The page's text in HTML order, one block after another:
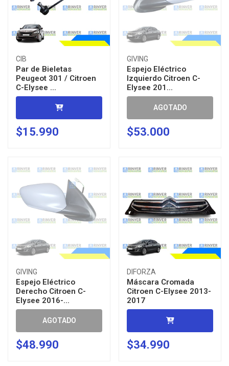
CIB
Par de Bieletas
Peugeot 301 / Citroen
C-Elysee ...
$15.990
GIVING
Espejo Eléctrico
Izquierdo Citroen C-
Elysee 201...
AGOTADO
$53.000
GIVING
Espejo Eléctrico
Derecho Citroen C-
Elysee 2016-...
AGOTADO
$48.990
DIFORZA
Máscara Cromada
Citroen C-Elysee 2013-
2017
$34.990